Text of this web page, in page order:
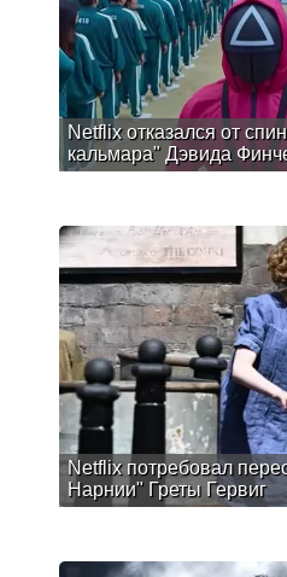
Netflix отказался от
кальмара" Дэвида
Netflix потребовал
Нарнии" Греты Гервиг